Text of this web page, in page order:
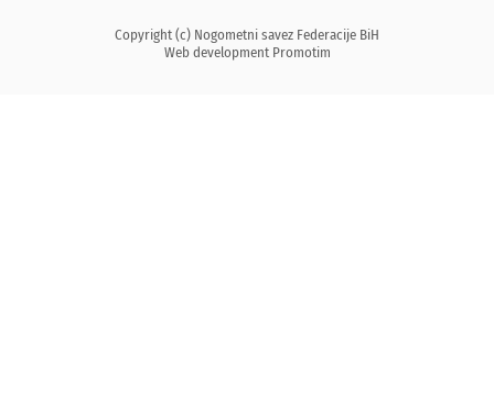
Copyright (c) Nogometni savez Federacije BiH
Web development Promotim